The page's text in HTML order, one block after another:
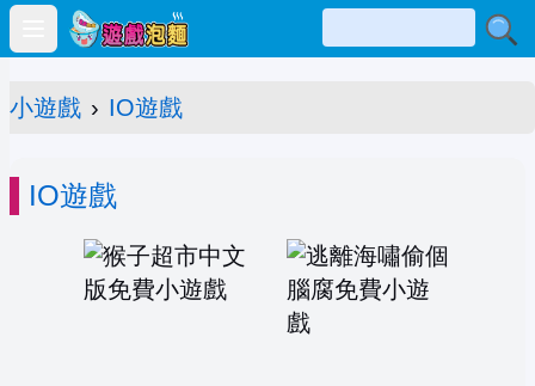
Open main menu
小遊戲 › IO遊戲
IO遊戲